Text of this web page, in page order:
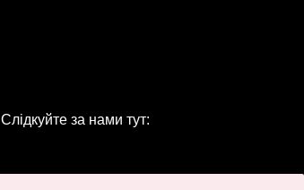
Слідкуйте за нами тут: